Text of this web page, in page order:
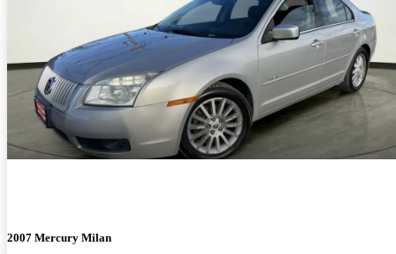
2007 Mercury Milan